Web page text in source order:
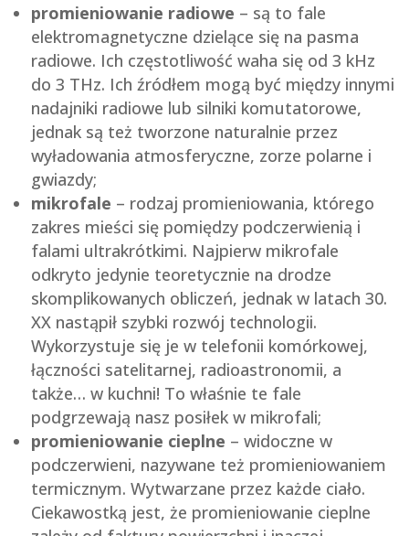
promieniowanie radiowe – są to fale
elektromagnetyczne dzielące się na pasma
radiowe. Ich częstotliwość waha się od 3 kHz
do 3 THz. Ich źródłem mogą być między innymi
nadajniki radiowe lub silniki komutatorowe,
jednak są też tworzone naturalnie przez
wyładowania atmosferyczne, zorze polarne i
gwiazdy;
mikrofale – rodzaj promieniowania, którego
zakres mieści się pomiędzy podczerwienią i
falami ultrakrótkimi. Najpierw mikrofale
odkryto jedynie teoretycznie na drodze
skomplikowanych obliczeń, jednak w latach 30.
XX nastąpił szybki rozwój technologii.
Wykorzystuje się je w telefonii komórkowej,
łączności satelitarnej, radioastronomii, a
także… w kuchni! To właśnie te fale
podgrzewają nasz posiłek w mikrofali;
promieniowanie cieplne – widoczne w
podczerwieni, nazywane też promieniowaniem
termicznym. Wytwarzane przez każde ciało.
Ciekawostką jest, że promieniowanie cieplne